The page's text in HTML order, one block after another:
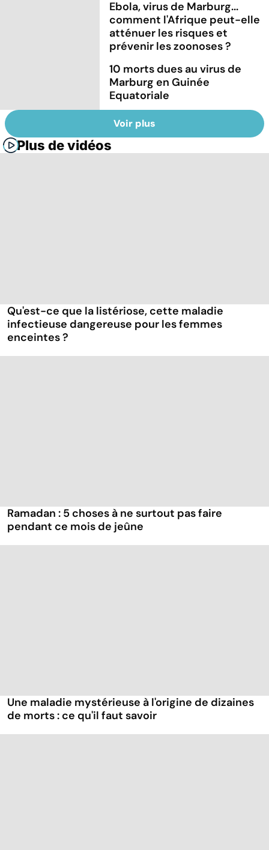
Ebola, virus de Marburg...
comment l'Afrique peut-elle
atténuer les risques et
prévenir les zoonoses ?
10 morts dues au virus de
Marburg en Guinée
Equatoriale
Voir plus
Plus de vidéos
Qu'est-ce que la listériose, cette maladie
infectieuse dangereuse pour les femmes
enceintes ?
Ramadan : 5 choses à ne surtout pas faire
pendant ce mois de jeûne
Une maladie mystérieuse à l'origine de dizaines
de morts : ce qu'il faut savoir